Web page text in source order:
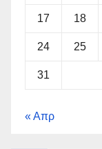
17 18
24 25
31
« Απρ